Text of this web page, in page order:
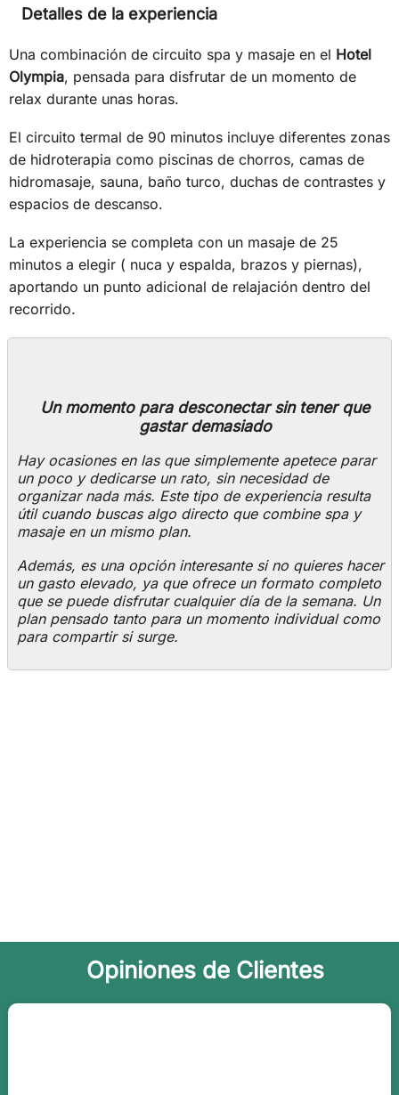
Detalles de la experiencia
Una combinación de circuito spa y masaje en el Hotel
Olympia, pensada para disfrutar de un momento de
relax durante unas horas.
El circuito termal de 90 minutos incluye diferentes zonas
de hidroterapia como piscinas de chorros, camas de
hidromasaje, sauna, baño turco, duchas de contrastes y
espacios de descanso.
La experiencia se completa con un masaje de 25
minutos a elegir ( nuca y espalda, brazos y piernas),
aportando un punto adicional de relajación dentro del
recorrido.
Un momento para desconectar sin tener que
gastar demasiado
Hay ocasiones en las que simplemente apetece parar
un poco y dedicarse un rato, sin necesidad de
organizar nada más. Este tipo de experiencia resulta
útil cuando buscas algo directo que combine spa y
masaje en un mismo plan.
Además, es una opción interesante si no quieres hacer
un gasto elevado, ya que ofrece un formato completo
que se puede disfrutar cualquier día de la semana. Un
plan pensado tanto para un momento individual como
para compartir si surge.
Opiniones de Clientes